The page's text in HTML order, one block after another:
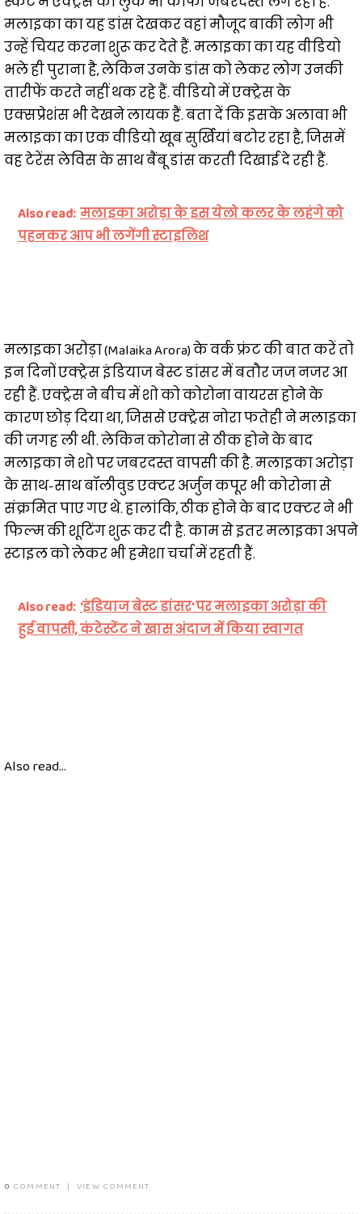
मलाइका का यह डांस देखकर वहां मौजूद बाकी लोग भी
उन्हें चियर करना शुरू कर देते हैं. मलाइका का यह वीडियो
भले ही पुराना है, लेकिन उनके डांस को लेकर लोग उनकी
तारीफें करते नहीं थक रहे हैं. वीडियो में एक्ट्रेस के
एक्सप्रेशंस भी देखने लायक हैं. बता दें कि इसके अलावा भी
मलाइका का एक वीडियो खूब सुर्खियां बटोर रहा है, जिसमें
वह टेरेंस लेविस के साथ बैंबू डांस करती दिखाई दे रही हैं.
Also read: मलाइका अरोड़ा के इस येलो कलर के लहंगे को
पहनकर आप भी लगेंगी स्टाइलिश
मलाइका अरोड़ा (Malaika Arora) के वर्क फ्रंट की बात करें तो
इन दिनों एक्ट्रेस इंडियाज बेस्ट डांसर में बतौर जज नजर आ
रही हैं. एक्ट्रेस ने बीच में शो को कोरोना वायरस होने के
कारण छोड़ दिया था, जिससे एक्ट्रेस नोरा फतेही ने मलाइका
की जगह ली थी. लेकिन कोरोना से ठीक होने के बाद
मलाइका ने शो पर जबरदस्त वापसी की है. मलाइका अरोड़ा
के साथ-साथ बॉलीवुड एक्टर अर्जुन कपूर भी कोरोना से
संक्रमित पाए गए थे. हालांकि, ठीक होने के बाद एक्टर ने भी
फिल्म की शूटिंग शुरू कर दी है. काम से इतर मलाइका अपने
स्टाइल को लेकर भी हमेशा चर्चा में रहती हैं.
Also read: 'इंडियाज बेस्ट डांसर' पर मलाइका अरोड़ा की
हुई वापसी, कंटेस्टेंट ने खास अंदाज में किया स्वागत
Also read...
0 COMMENT | VIEW COMMENT